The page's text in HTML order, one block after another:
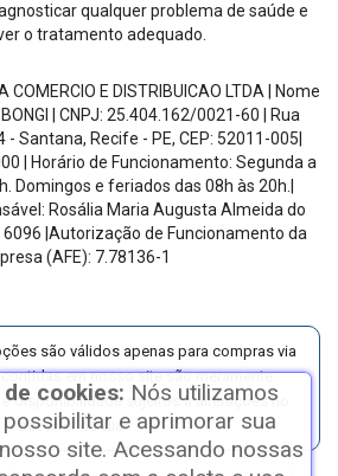
qualquer problema de saúde e
o tratamento adequado.
COMERCIO E DISTRIBUICAO LTDA
| Nome
| CNPJ: 25.404.162/0021-60
Rua
- Santana, Recife - PE, CEP: 52011-005
| Horário de Funcionamento: Segunda a
Domingos e feriados das 08h às 20h
Rosália Maria Augusta Almeida do
6096 |Autorização de Funcionamento da
(AFE): 7.78136-1
são válidos apenas para compras via
em nosso site são meramente
e disponibilidade sujeitos a alterações no
decorrer do dia.
cookies: Nós utilizamos
e aprimorar sua
site. Acessando nossas